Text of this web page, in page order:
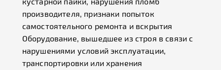
производителя, признаки попыток
самостоятельного ремонта и вскрытия
Оборудование, вышедшее из строя в связи с
нарушениями условий эксплуатации,
транспортировки или хранения